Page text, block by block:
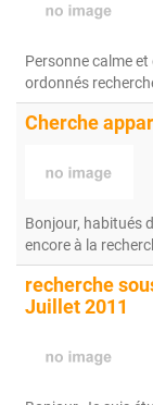
Personne calme
ordonnés
Cherche
Bonjour, habitués
encore à la
recherche
Juillet 2011